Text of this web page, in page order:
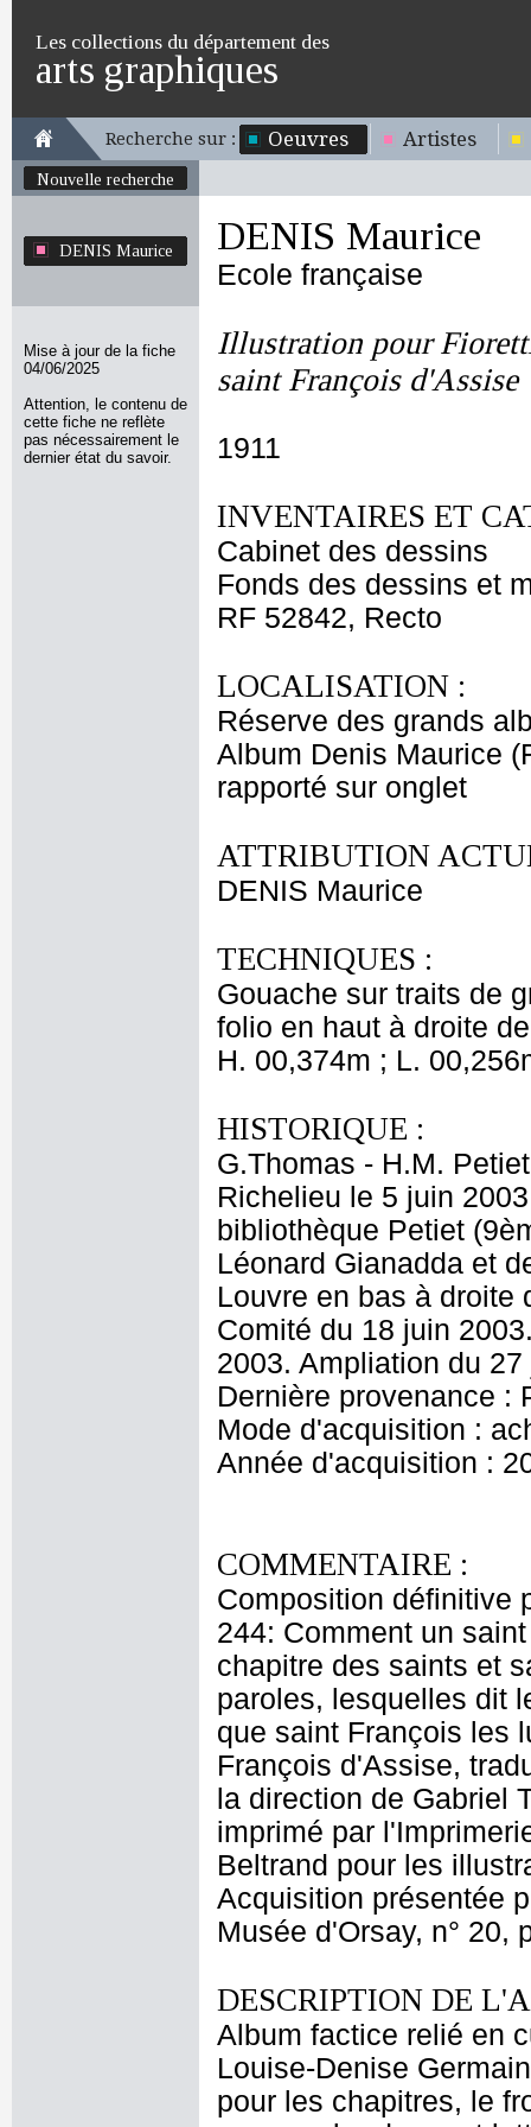
Les collections du département des
arts graphiques
Recherche sur : Oeuvres Artistes
Nouvelle recherche
DENIS Maurice
Mise à jour de la fiche
04/06/2025
Attention, le contenu de
cette fiche ne reflète
pas nécessairement le
dernier état du savoir.
DENIS Maurice
Ecole française
Illustration pour
saint François d'Assise
1911
INVENTAIRES ET
Cabinet des dessins
Fonds des dessins et
RF 52842, Recto
LOCALISATION :
Réserve des grands
Album Denis Maurice
rapporté sur onglet
ATTRIBUTION
DENIS Maurice
TECHNIQUES :
Gouache sur traits de
folio en haut à droite
H. 00,374m ; L.
HISTORIQUE :
G.Thomas - H.M.
Richelieu le 5 juin
bibliothèque Petiet
Léonard Gianadda et
Louvre en bas à droite
Comité du 18 juin
2003. Ampliation du
Dernière provenance :
Mode d'acquisition :
Année d'acquisition :
COMMENTAIRE :
Composition définitive
244: Comment un
chapitre des saints et
paroles, lesquelles dit
que saint François les
François d'Assise,
la direction de Gabriel
imprimé par
Beltrand pour les
Acquisition présentée
Musée d'Orsay, n° 20,
DESCRIPTION DE
Album factice relié en
Louise-Denise
pour les chapitres, le